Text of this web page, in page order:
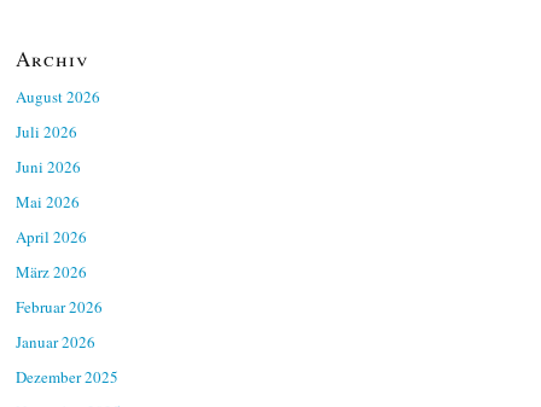
Archiv
August 2026
Juli 2026
Juni 2026
Mai 2026
April 2026
März 2026
Februar 2026
Januar 2026
Dezember 2025